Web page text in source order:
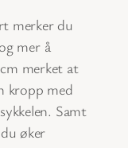
merker du
mer å
merket at
kropp med
Samt
øker